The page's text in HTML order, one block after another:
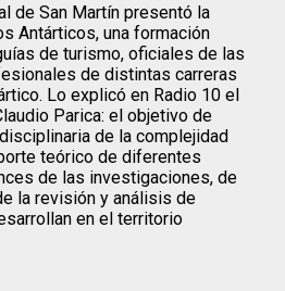
de San Martín presentó la
Antárticos, una formación
de turismo, oficiales de las
de distintas carreras
Lo explicó en Radio 10 el
Parica: el objetivo de
de la complejidad
teórico de diferentes
de las investigaciones, de
la revisión y análisis de
en el territorio